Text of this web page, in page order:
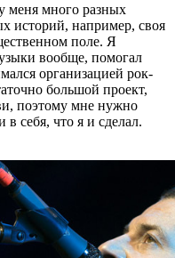
меня много разных
историй, например, своя
поле. Я
вообще, помогал
организацией рок-
большой проект,
поэтому мне нужно
себя, что я и сделал.